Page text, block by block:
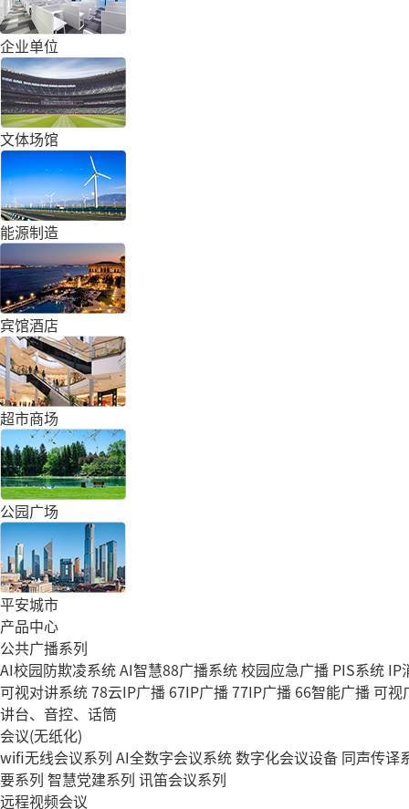
企业单位
文体场馆
能源制造
宾馆酒店
超市商场
公园广场
平安城市
产品中心
公共广播系列
AI校园防欺凌系统AI智慧88广播系统校园应急广播 PIS系统 IP
可视对讲系统78云IP广播 67IP广播77IP广播 66智能广播 可视
讲台、音控、话筒
会议(无纸化)
wifi无线会议系列 AI全数字会议系统数字化会议设备 同声传译
要系列 智慧党建系列 讯笛会议系列
远程视频会议